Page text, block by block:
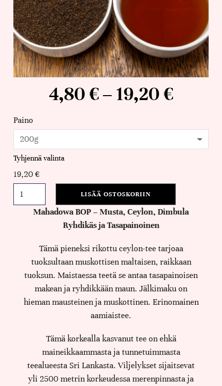
4,80€–19,20€
Paino
Tyhjennä valinta
19,20€
LISÄÄ OSTOSKORIIN
Mahadowa BOP – Musta, Ceylon, Dimbula
Ryhdikäs ja Tasapainoinen
Tämä pieneksi rikottu ceylon-tee tarjoaa
tuoksultaan muskottisen maltaisen, raikkaan
tuoksun. Maistaessa teetä se antaa tasapainoisen
makean ja ryhdikkään maun. Jälkimaku on
hieman mausteinen ja muskottinen. Erinomainen
aamiaistee.
Tämä korkealla kasvanut tee on ehkä
maineikkaammasta ja tunnetuimmasta
teealueesta Sri Lankasta. Viljelykset sijaitsevat
yli 2500 metrin korkeudessa merenpinnasta ja